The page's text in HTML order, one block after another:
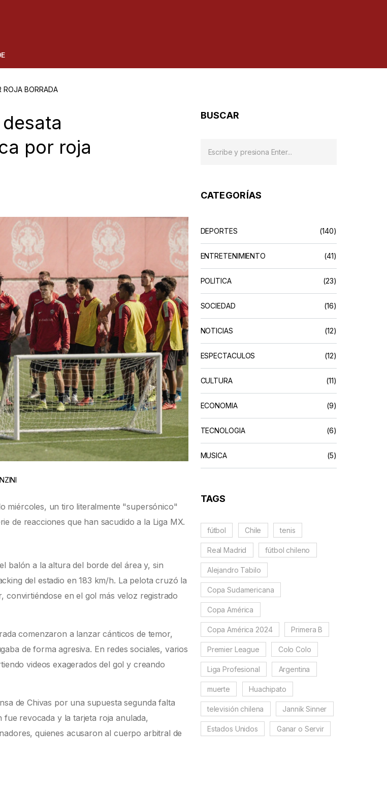
ROJA BORRADA
por roja
miércoles, un tiro literalmente "supersónico"
de reacciones que han sacudido a la Liga MX.
balón a la altura del borde del área y, sin
del estadio en 183 km/h. La pelota cruzó la
convirtiéndose en el gol más veloz registrado
comenzaron a lanzar cánticos de temor,
de forma agresiva. En redes sociales, varios
videos exagerados del gol y creando
de Chivas por una supuesta segunda falta
fue revocada y la tarjeta roja anulada,
quienes acusaron al cuerpo arbitral de
BUSCAR
CATEGORÍAS
DEPORTES (140)
ENTRETENIMIENTO (41)
POLÍTICA (23)
SOCIEDAD (16)
NOTICIAS (12)
ESPECTACULOS (12)
CULTURA (11)
ECONOMIA (9)
TECNOLOGIA (6)
MUSICA (5)
TAGS
fútbol Chile tenis
Real Madrid fútbol chileno
Alejandro Tabilo
Copa Sudamericana
Copa América
Copa América 2024 Primera B
Premier League Colo Colo
Liga Profesional Argentina
muerte Huachipato
televisión chilena Jannik Sinner
Estados Unidos Ganar o Servir